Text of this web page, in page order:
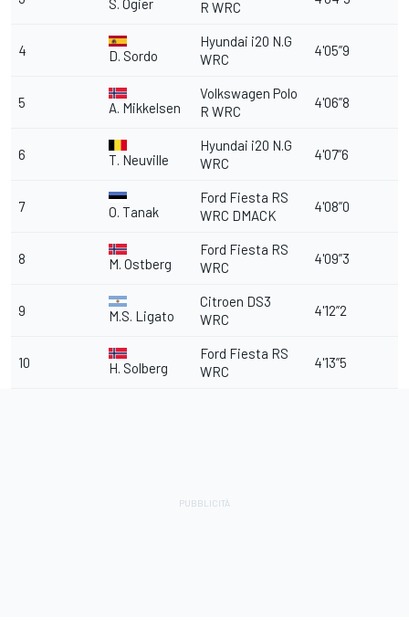
S. Ogier R WRC
4 D. Sordo
Hyundai i20 N.G
WRC
4'05”9
5 A. Mikkelsen
Volkswagen Polo
R WRC
4'06”8
6 T. Neuville
Hyundai i20 N.G
WRC
4'07”6
7 O. Tanak
Ford Fiesta RS
WRC DMACK
4'08”0
8 M. Ostberg
Ford Fiesta RS
WRC
4'09”3
9 M.S. Ligato
Citroen DS3
WRC
4'12”2
10 H. Solberg
Ford Fiesta RS
WRC
4'13”5